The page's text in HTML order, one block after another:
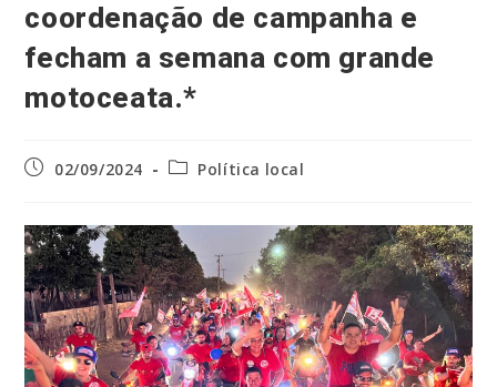
coordenação de campanha e
fecham a semana com grande
motoceata.*
Post02/09/2024
Categoria
Política local